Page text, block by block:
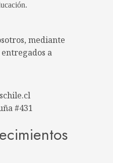
mediante
a
#431